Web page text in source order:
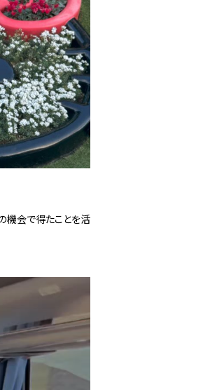
機会で得たことを活